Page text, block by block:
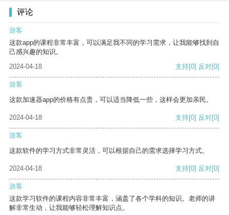
评论
游客
这款app的课程非常丰富，可以满足我不同的学习需求，让我能够找到自
己感兴趣的知识。
2024-04-18
支持[0] 反对[0]
游客
这款加速器app的价格有点贵，可以适当降低一些，这样会更加亲民。
2024-04-18 支持[0] 反对[0]
游客
这款软件的学习方式非常灵活，可以根据自己的需求选择学习方式。
2024-04-18 支持[0] 反对[0]
游客
这款学习软件的课程内容非常丰富，涵盖了各个学科的知识。老师的讲
解非常生动，让我能够轻松理解知识点。